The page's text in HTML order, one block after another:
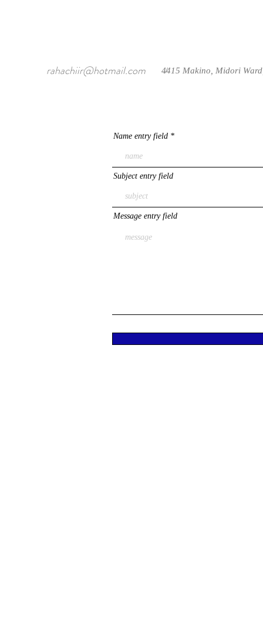
rahachiir@hotmail.com /
4415 Makino, Midori
Name entry field
Subject entry field
Message entry field